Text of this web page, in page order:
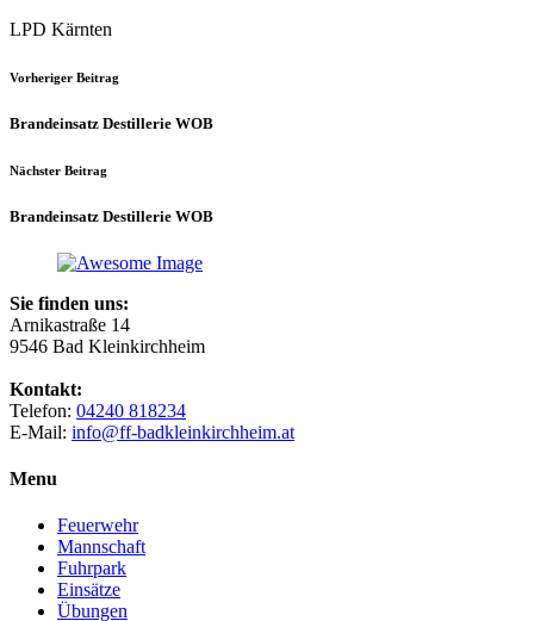
LPD Kärnten
Vorheriger Beitrag
Brandeinsatz Destillerie WOB
Nächster Beitrag
Brandeinsatz Destillerie WOB
Sie finden uns:
Arnikastraße 14
9546 Bad Kleinkirchheim
Kontakt:
Telefon: 04240 818234
E-Mail: info@ff-badkleinkirchheim.at
Menu
Feuerwehr
Mannschaft
Fuhrpark
Einsätze
Übungen